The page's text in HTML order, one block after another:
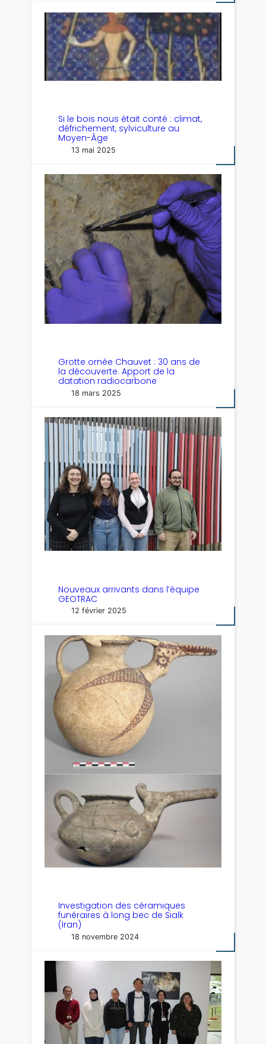
Si le bois nous était conté : climat,
défrichement, sylviculture au
Moyen-Âge
13 mai 2025
Grotte ornée Chauvet : 30 ans de
la découverte. Apport de la
datation radiocarbone
18 mars 2025
Nouveaux arrivants dans l’équipe
GEOTRAC
12 février 2025
Investigation des céramiques
funéraires à long bec de Sialk
(Iran)
18 novembre 2024